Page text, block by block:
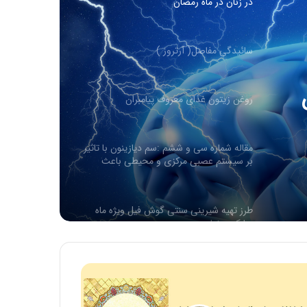
روغن زیتون غذای معروف پیامبران
مقاله شماره سی و ششم :سم دیازینون با تاثیر
بر سیستم عصبی مرکزی و محیطی باعث
تغییر در سوخت و ساز (متابولیسم)
کربوهیدرات می شود
طرز تهیه شیرینی سنتی گوش فیل ویژه ماه
مبارک رمضان
افطار با آب یخ خیلی خطرناکه…